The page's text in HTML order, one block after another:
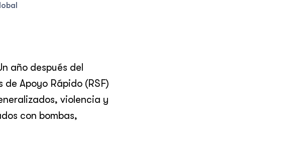
año después del
Apoyo Rápido (RSF)
violencia y
con bombas,